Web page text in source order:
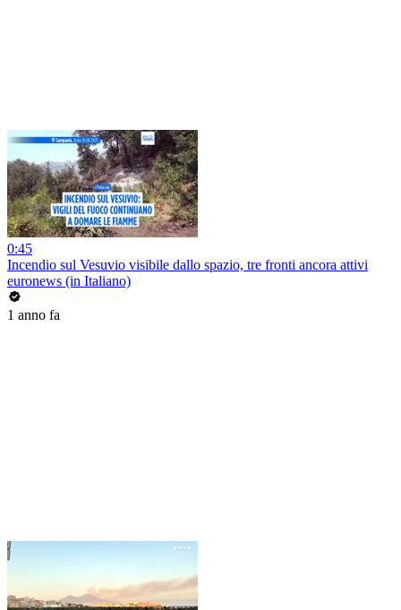
0:45
Incendio sul Vesuvio visibile dallo spazio, tre fronti ancora attivi
euronews (in Italiano)
1 anno fa